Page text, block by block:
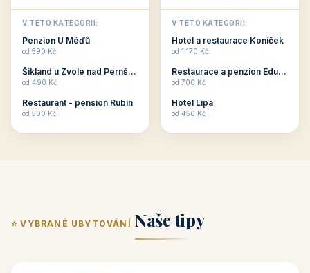
pro Vás připraveny
objekty, které nabízí
ubytování skupin v
penzionech, hotelích a
Budete překva...
V TÉTO KATEGORII:
Penzion U Méďů
od 590 Kč
Šikland u Zvole nad Pernštejnem
od 490 Kč
Restaurant - pension Rubín
od 500 Kč
jsou pro Vás připraveny
objekty, které mají
zkušenosti pořádat i
menší firemní akce a
ob...
V TÉTO KATEGORII:
Hotel a restaurace Koníček
od 1 170 Kč
Restaurace a penzion Eduard
od 700 Kč
Hotel Lípa
od 450 Kč
⭐ VYBRANÉ UBYTOVÁNÍ Naše tipy